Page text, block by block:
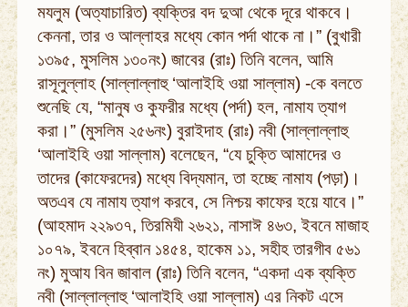
মযলুম (অত্যাচারিত) ব্যক্তির বদ দুআ থেকে দূরে থাকবে।
কেননা, তার ও আল্লাহর মধ্যে কোন পর্দা থাকে না।” (বুখারী
১৩৯৫, মুসলিম ১৩০নং) জাবের (রাঃ) তিনি বলেন, আমি
রাসূলুল্লাহ (সাল্লাল্লাহু ‘আলাইহি ওয়া সাল্লাম) -কে বলতে
শুনেছি যে, “মানুষ ও কুফরীর মধ্যে (পর্দা) হল, নামায ত্যাগ
করা।” (মুসলিম ২৫৬নং) বুরাইদাহ (রাঃ) নবী (সাল্লাল্লাহু
‘আলাইহি ওয়া সাল্লাম) বলেছেন, “যে চুক্তি আমাদের ও
তাদের (কাফেরদের) মধ্যে বিদ্যমান, তা হচ্ছে নামায (পড়া)।
অতএব যে নামায ত্যাগ করবে, সে নিশ্চয় কাফের হয়ে যাবে।”
(আহমাদ ২২৯৩৭, তিরমিযী ২৬২১, নাসাঈ ৪৬৩, ইবনে মাজাহ
১০৭৯, ইবনে হিব্বান ১৪৫৪, হাকেম ১১, সহীহ তারগীব ৫৬১
নং) মুআয বিন জাবাল (রাঃ) তিনি বলেন, “একদা এক ব্যক্তি
নবী (সাল্লাল্লাহু ‘আলাইহি ওয়া সাল্লাম) এর নিকট এসে